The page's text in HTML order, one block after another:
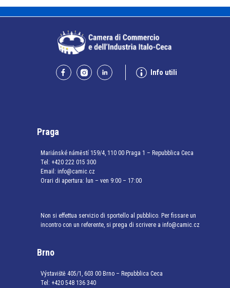
Info utili
Praga
Mariánské náměstí 159/4, 110 00 Praga 1 – Repubblica Ceca
Tel: +420 222 015 300
Email: info@camic.cz
Orari di apertura: lun – ven 9:00 – 17:00
Non si effettua servizio di sportello al pubblico. Per fissare un
incontro con un referente, si prega di scrivere a info@camic.cz
Brno
Výstaviště 405/1, 603 00 Brno – Repubblica Ceca
Tel: +420 548 136 340